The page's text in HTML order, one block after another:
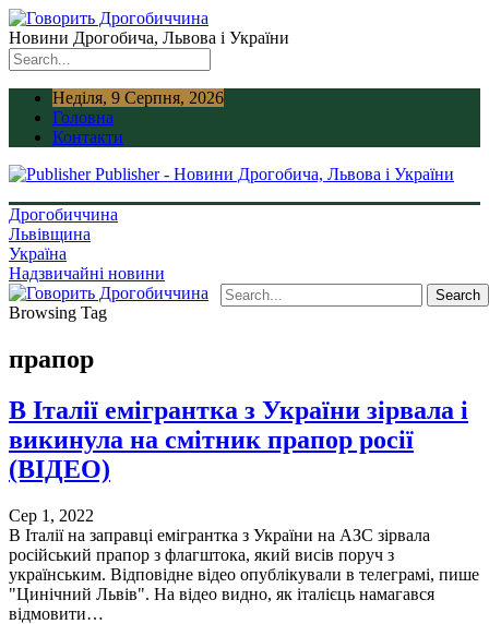
Новини Дрогобича, Львова і України
Неділя, 9 Серпня, 2026
Головна
Контакти
Publisher - Новини Дрогобича, Львова і України
Дрогобиччина
Львівщина
Україна
Надзвичайні новини
Browsing Tag
прапор
В Італії емігрантка з України зірвала і
викинула на смітник прапор росії
(ВІДЕО)
Сер 1, 2022
В Італії на заправці емігрантка з України на АЗС зірвала
російський прапор з флагштока, який висів поруч з
українським. Відповідне відео опублікували в телеграмі, пише
"Цинічний Львів". На відео видно, як італієць намагався
відмовити…